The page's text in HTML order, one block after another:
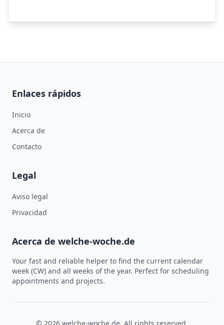
Enlaces rápidos
Inicio
Acerca de
Contacto
Legal
Aviso legal
Privacidad
Acerca de welche-woche.de
Your fast and reliable helper to find the current calendar
week (CW) and all weeks of the year. Perfect for scheduling
appointments and projects.